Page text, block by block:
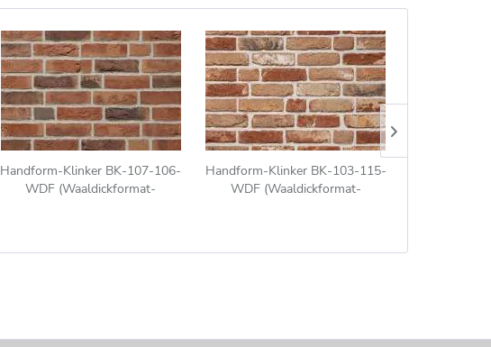
Handform-Klinker BK-107-106-
WDF (Waaldickformat-
Handform-Klinker BK-103-115-
WDF (Waaldickformat-